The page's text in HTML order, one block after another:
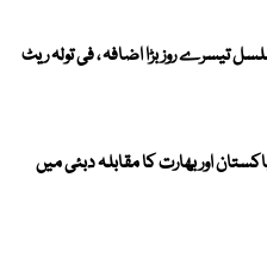
تیسرے روز بڑا اضافہ ، فی تولہ ریٹ
ایشیا کپ 2026، پاکستان اور بھارت کا مقابلہ دبئی میں